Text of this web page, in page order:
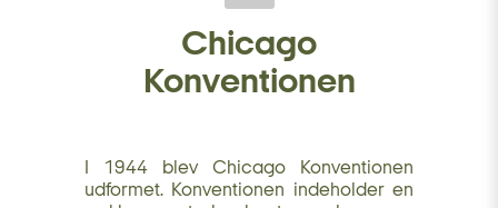
Chicago
Konventionen
I 1944 blev Chicago Konventionen
udformet. Konventionen indeholder en